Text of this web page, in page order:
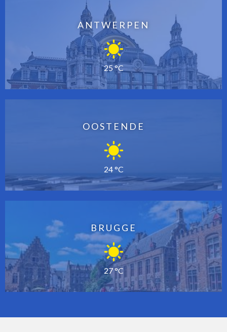
ANTWERPEN
25 °C
OOSTENDE
24 °C
BRUGGE
27 °C